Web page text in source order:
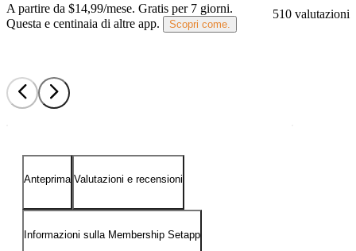
510 valutazioni
A partire da $14,99/mese. Gratis per 7 giorni.
Questa e centinaia di altre app.
Scopri come.
Anteprima Valutazioni e recensioni
Informazioni sulla Membership Setapp